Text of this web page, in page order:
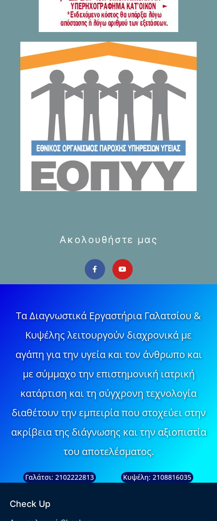
Ακολουθήστε μας
Τα Διαγνωστικά Εργαστήρια Γαλατσίου &
Κυψέλης λειτουργούν διαχρονικά με
αγάπη για την υγεία και τον άνθρωπο και
με σύμμαχο την επιστημονική ιατρική
κατάρτιση και τη σύγχρονη τεχνολογία
διαθέτουν την εμπειρία που στοχεύει στην
ακρίβεια της διάγνωσης και την αξιοπιστία
του αποτελέσματος.
Γαλάτσι: 2102222813 Κυψέλη: 2108816035
Check Up